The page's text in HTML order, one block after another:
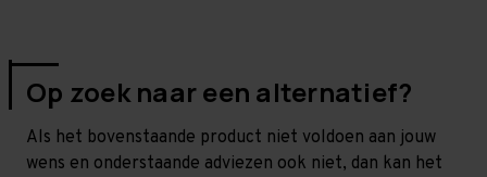
Op zoek naar een alternatief?
Als het bovenstaande product niet voldoen aan jouw
wens en onderstaande adviezen ook niet, dan kan het